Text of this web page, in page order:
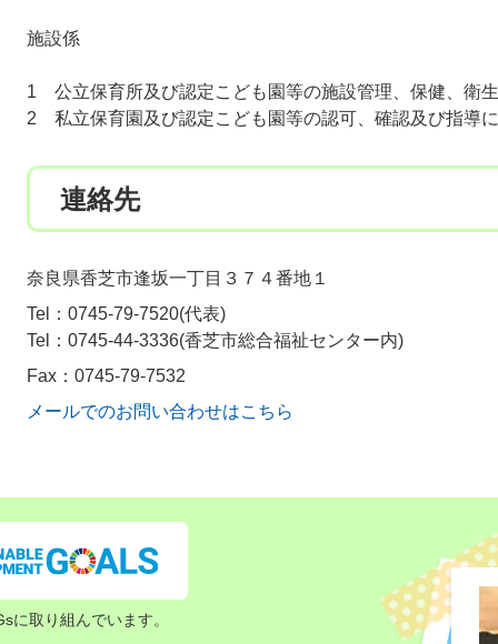
施設係
1 公立保育所及び認定こども園等の施設管理、保健、衛
2 私立保育園及び認定こども園等の認可、確認及び指導
連絡先
奈良県香芝市逢坂一丁目３７４番地１
Tel：0745-79-7520 代表
Tel：0745-44-3336 香芝市総合福祉センター内
Fax：0745-79-7532
メールでのお問い合わせはこちら
に取り組んでいます。